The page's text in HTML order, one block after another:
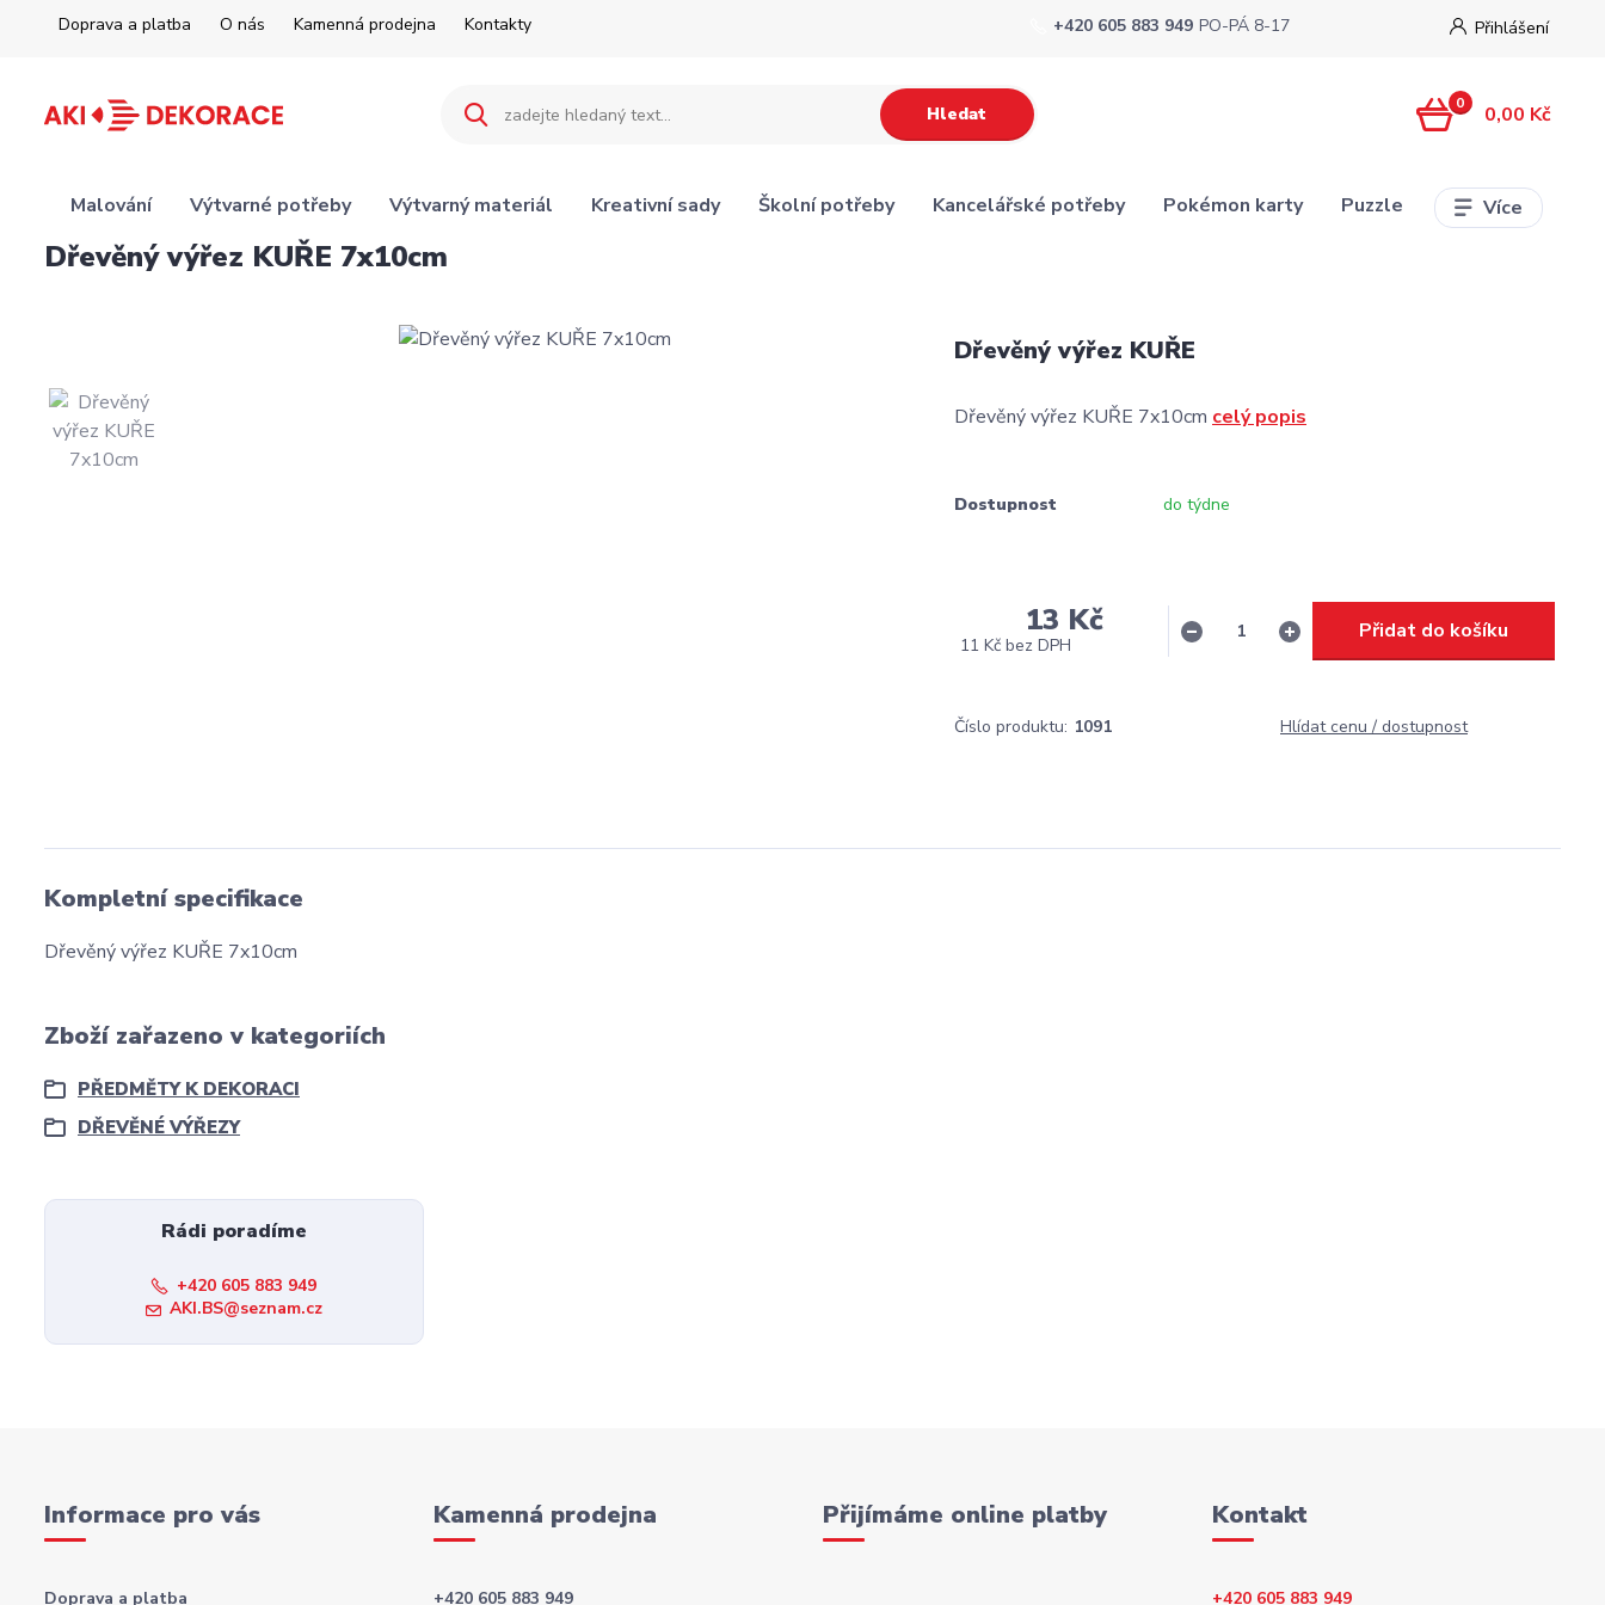
Doprava a platba O nás Kamenná prodejna Kontakty Přihlášení
Hledat
+420 605 883 949 PO-PÁ 8-17
0 0,00 Kč
Malování Výtvarné potřeby Výtvarný materiál Kreativní sady Školní potřeby Kancelářské potřeby Pokémon karty Puzzle Více
Dřevěný výřez KUŘE 7x10cm
Dřevěný výřez KUŘE
Dřevěný výřez KUŘE 7x10cm celý popis
Dostupnost do týdne
13 Kč
11 Kč bez DPH
Přidat do košíku
Číslo produktu: 1091 Hlídat cenu / dostupnost
Kompletní specifikace
Dřevěný výřez KUŘE 7x10cm
Zboží zařazeno v kategoriích
PŘEDMĚTY K DEKORACI
DŘEVĚNÉ VÝŘEZY
Rádi poradíme
+420 605 883 949
AKI.BS@seznam.cz
Informace pro vás
Doprava a platba
Kamenná prodejna
+420 605 883 949
Přijímáme online platby Kontakt
+420 605 883 949